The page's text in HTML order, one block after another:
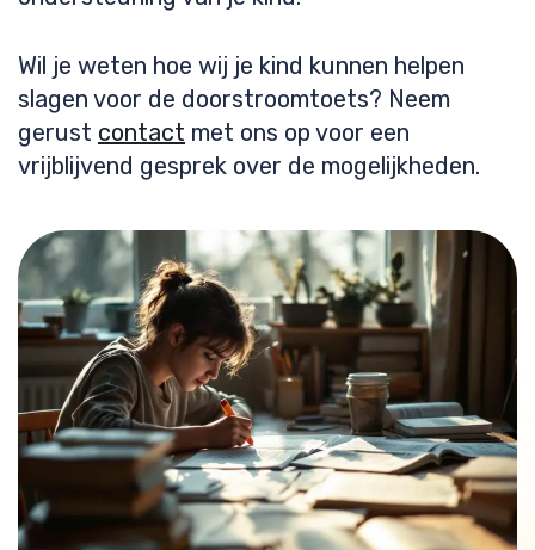
Wil je weten hoe wij je kind kunnen helpen
slagen voor de doorstroomtoets? Neem
gerust contact met ons op voor een
vrijblijvend gesprek over de mogelijkheden.